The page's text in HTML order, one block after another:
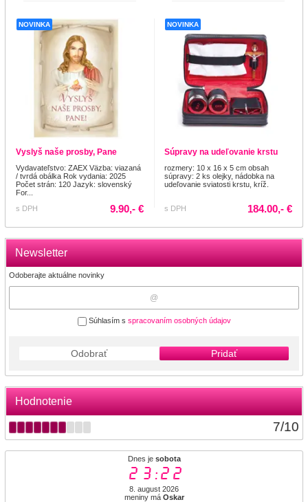
Newsletter
Odoberajte aktuálne novinky
Súhlasím s spracovaním osobných údajov
Odobrať Pridať
Hodnotenie
7/10
Dnes je sobota
23:22
8. august 2026
meniny má Oskar
NOVINKA
Vyslyš naše prosby, Pane
Vydavateľstvo: ZAEX Väzba: viazaná
/ tvrdá obálka Rok vydania: 2025
Počet strán: 120 Jazyk: slovenský
For...
s DPH
9.90,- €
NOVINKA
Súpravy na udeľovanie krstu
rozmery: 10 x 16 x 5 cm obsah
súpravy: 2 ks olejky, nádobka na
udeľovanie sviatosti krstu, kríž.
s DPH 184.00,- €